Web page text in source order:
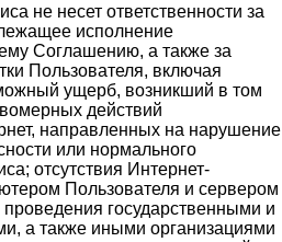
не несет ответственности за
исполнение
Соглашению, а также за
Пользователя, включая
ущерб, возникший в том
действий
направленных на нарушение
или нормального
отсутствия Интернет-
Пользователя и сервером
государственными и
а также иными организациями